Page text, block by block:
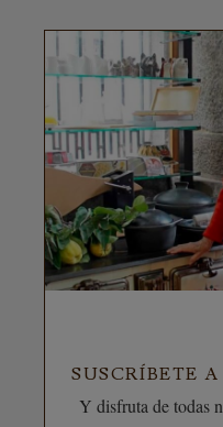
SUSCRÍBETE
Y disfruta de todas